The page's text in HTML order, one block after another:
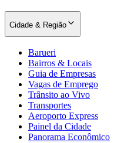
Palmeiras
Cidade & Região
Barueri
Bairros & Locais
Guia de Empresas
Vagas de Emprego
Trânsito ao Vivo
Transportes
Aeroporto Express
Painel da Cidade
Panorama Econômico